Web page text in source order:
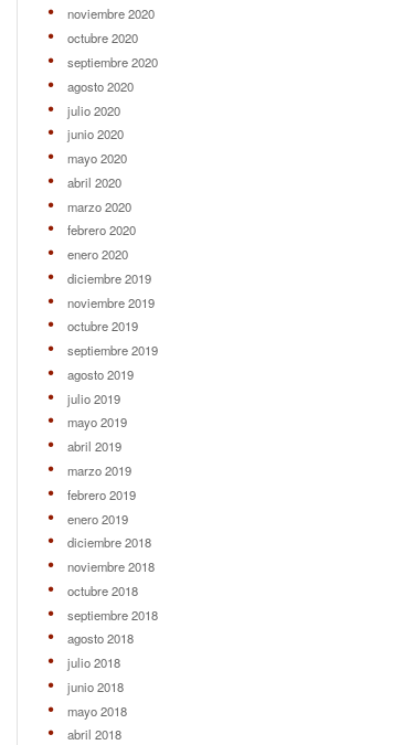
noviembre 2020
octubre 2020
septiembre 2020
agosto 2020
julio 2020
junio 2020
mayo 2020
abril 2020
marzo 2020
febrero 2020
enero 2020
diciembre 2019
noviembre 2019
octubre 2019
septiembre 2019
agosto 2019
julio 2019
mayo 2019
abril 2019
marzo 2019
febrero 2019
enero 2019
diciembre 2018
noviembre 2018
octubre 2018
septiembre 2018
agosto 2018
julio 2018
junio 2018
mayo 2018
abril 2018